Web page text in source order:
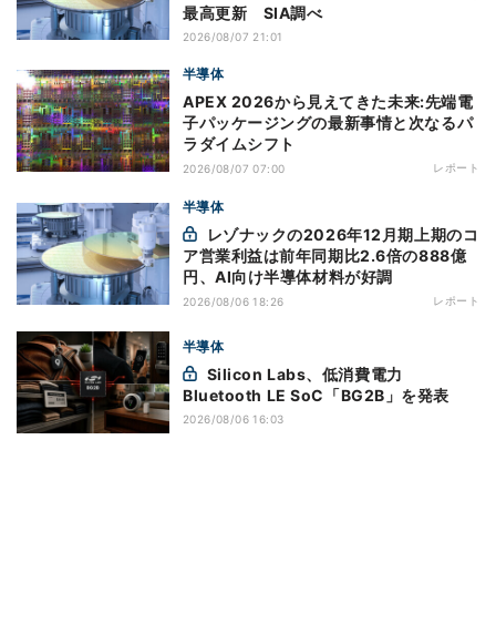
最高更新 SIA調べ
2026/08/07 21:01
半導体
APEX 2026から見えてきた未来:先端電
子パッケージングの最新事情と次なるパ
ラダイムシフト
2026/08/07 07:00 レポート
半導体
ア営業利益は前年同期比2.6倍の888億
円、AI向け半導体材料が好調
2026/08/06 18:26 レポート
半導体
Bluetooth LE SoC「BG2B」を発表
2026/08/06 16:03